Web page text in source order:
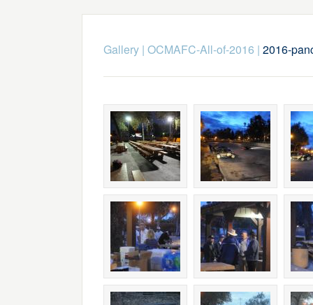
Gallery| OCMAFC-All-of-2016 | 2016-